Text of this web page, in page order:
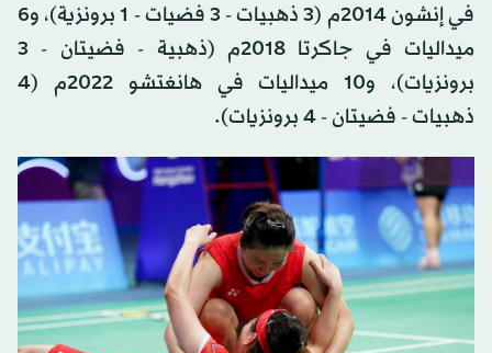
في إنشون 2014م (3 ذهبيات - 3 فضيات - 1 برونزية)، و6
ميداليات في جاكرتا 2018م (ذهبية - فضيتان - 3
برونزيات)، و10 ميداليات في هانغتشو 2022م (4
ذهبيات - فضيتان - 4 برونزيات).